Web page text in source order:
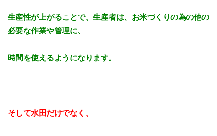
生産性が上がることで、生産者は、お米づくりの為の他の
必要な作業や管理に、
時間を使えるようになります。
そして水田だけでなく、